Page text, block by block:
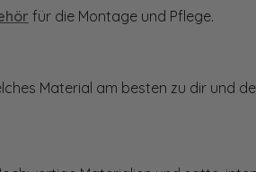
für die Montage und Pflege.
Material am besten zu dir und